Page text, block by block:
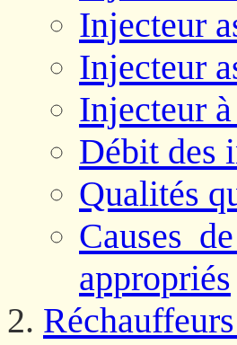
Injecteur
Injecteur
Injecteur
Débit des
Qualités
Causes
appropriés